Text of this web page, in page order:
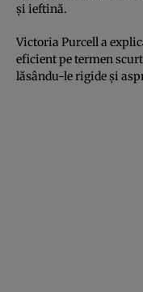
și ieftină.
Victoria Purcell a
eficient pe termen
lăsându-le rigide și